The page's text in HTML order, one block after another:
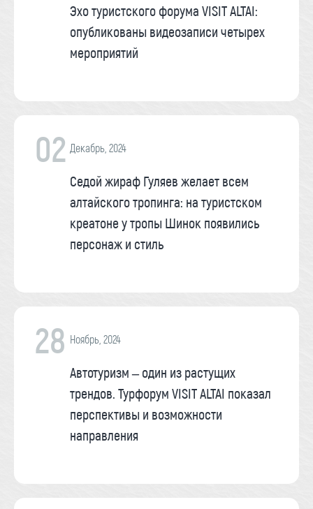
Эхо туристского форума VISIT ALTAI:
опубликованы видеозаписи четырех
мероприятий
02 Декабрь, 2024
Седой жираф Гуляев желает всем
алтайского тропинга: на туристском
креатоне у тропы Шинок появились
персонаж и стиль
28 Ноябрь, 2024
Автотуризм – один из растущих
трендов. Турфорум VISIT ALTAI показал
перспективы и возможности
направления